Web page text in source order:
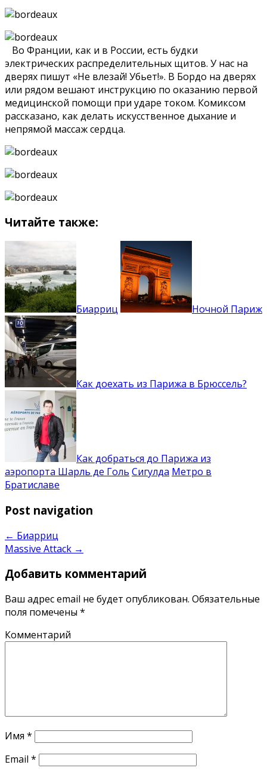
Во Франции, как и в России, есть будки
электрических распределительных щитов. У нас на
дверях пишут «Не влезай! Убьет!». В Бордо на дверях
или рядом вешают инструкцию по оказанию первой
медицинской помощи при ударе током. Комиксом
рассказано, как делать искусственное дыхание и
непрямой массаж сердца.
Читайте также:
Биарриц Ночной Париж
Как доехать из Парижа в Брюссель?
Как добраться до Парижа из
аэропорта Шарль де Голь Сигулда Метро в
Братиславе
Post navigation
← Биарриц
Massive Attack →
Добавить комментарий
Ваш адрес email не будет опубликован. Обязательные
поля помечены *
Комментарий
Имя *
Email *